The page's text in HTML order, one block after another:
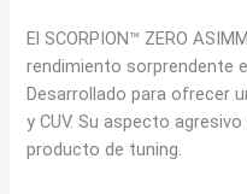
El SCORPION™ ZERO
rendimiento sorprendente
Desarrollado para ofrecer
y CUV. Su aspecto
producto de tuning.